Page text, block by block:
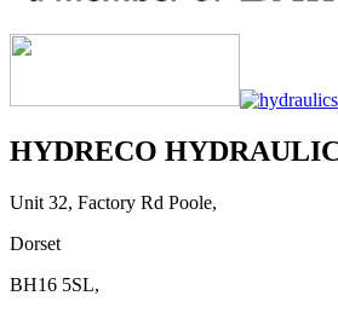
HYDRECO
Unit 32, Factory Rd Poole,
Dorset
BH16 5SL,